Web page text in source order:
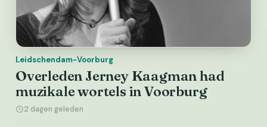
Leidschendam-Voorburg
Overleden Jerney Kaagman had
muzikale wortels in Voorburg
2 dagen geleden